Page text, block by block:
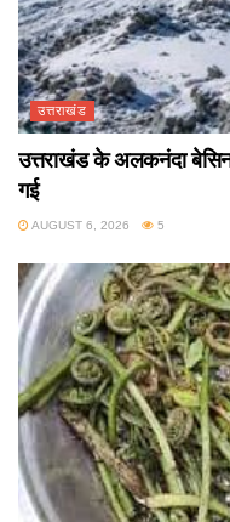
उत्तराखंड
उत्तराखंड के अलकनंदा
गई
AUGUST 6, 2026 5